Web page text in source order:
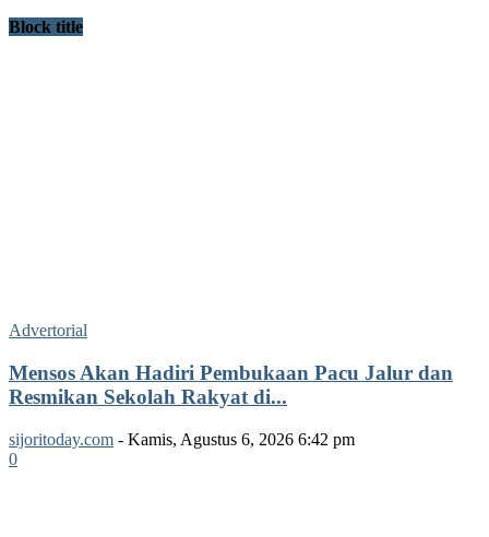
Block title
Advertorial
Mensos Akan Hadiri Pembukaan Pacu Jalur dan
Resmikan Sekolah Rakyat di...
sijoritoday.com - Kamis, Agustus 6, 2026 6:42 pm
0